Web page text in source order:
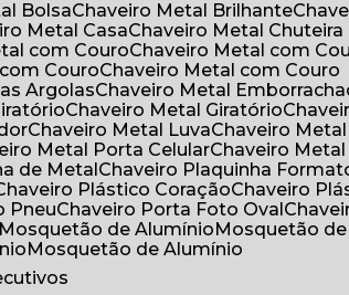
Bolsa Chaveiro Metal Brilhante
Metal Casa
Chaveiro Metal Chuteira
com Couro
Chaveiro Metal com
com Couro
Chaveiro Metal com Couro
Argolas
Chaveiro Metal
Chaveiro Metal Giratório
Chaveiro Metal Luva
Chaveiro
Metal Porta Celular
Chaveiro
de Metal
Chaveiro Plaquinha
Chaveiro Plástico Coração
Chaveiro
Pneu Chaveiro Porta Foto Oval
Mosquetão de Alumínio
Mosquetão
Mosquetão de Alumínio